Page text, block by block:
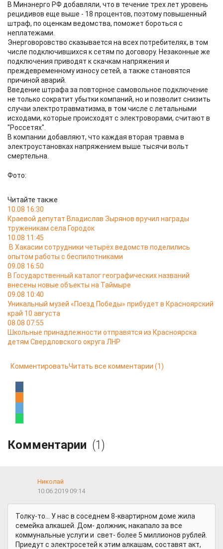
В Минэнерго РФ добавляли, что в течение трех лет уровень
рецидивов еще выше - 18 процентов, поэтому повышенный
штраф, по оценкам ведомства, поможет бороться с
неплатежами.
Энерговоровство сказывается на всех потребителях, в том
числе подключившихся к сетям по договору. Незаконные же
подключения приводят к скачкам напряжения и
преждевременному износу сетей, а также становятся
причиной аварий.
Введение штрафа за повторное самовольное подключение
не только сократит убытки компаний, но и позволит снизить
случаи электротравматизма, в том числе с летальными
исходами, которые происходят с электроворами, считают в
"Россетях".
В компании добавляют, что каждая вторая травма в
электроустановках напряжением выше тысячи вольт
смертельна.
Фото:
Читайте также
10.08 16:30
Краевой депутат Владислав Зырянов вручил награды
труженикам села Городок
10.08 11:45
В Хакасии сотрудники четырёх ведомств поделились
опытом работы с беспилотниками
09.08 16:50
В Государственный каталог географических названий
внесены новые объекты на Таймыре
09.08 10:40
Уникальный музей «Поезд Победы» прибудет в Красноярский
край 10 августа
08.08 07:55
Школьные принадлежности отправятся из Красноярска
детям Свердловского округа ЛНР
КомментироватьЧитать все комментарии (1)
Комментарии (1)
Николай
10.06.2019 09:14
Толку-то... У нас в соседнем 8-квартирном доме жила
семейка алкашей. Дом- должник, накапало за все
коммунальные услуги и свет- более 5 миллионов рублей.
Приедут с электросетей к этим алкашам, составят акт,